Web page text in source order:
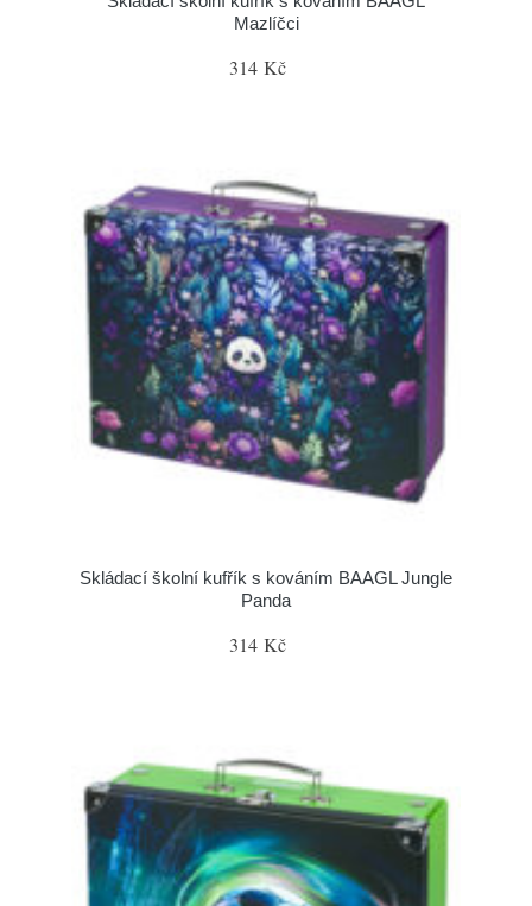
Mazlíčci
314 Kč
Skládací školní kufřík s kováním BAAGL Jungle
Panda
314 Kč